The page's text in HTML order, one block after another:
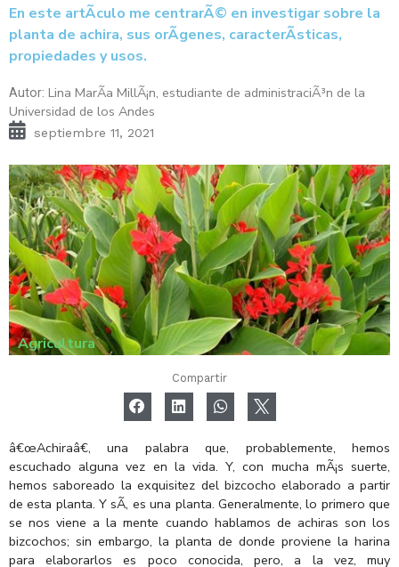
En este artÃ­culo me centrarÃ© en investigar sobre la
planta de achira, sus orÃ­genes, caracterÃ­sticas,
propiedades y usos.
Autor: Lina MarÃ­a MillÃ¡n, estudiante de administraciÃ³n de la
Universidad de los Andes
septiembre 11, 2021
Agricultura
Compartir
â€œAchiraâ€, una palabra que, probablemente, hemos
escuchado alguna vez en la vida. Y, con mucha mÃ¡s suerte,
hemos saboreado la exquisitez del bizcocho elaborado a partir
de esta planta. Y sÃ­, es una planta. Generalmente, lo primero que
se nos viene a la mente cuando hablamos de achiras son los
bizcochos; sin embargo, la planta de donde proviene la harina
para elaborarlos es poco conocida, pero, a la vez, muy